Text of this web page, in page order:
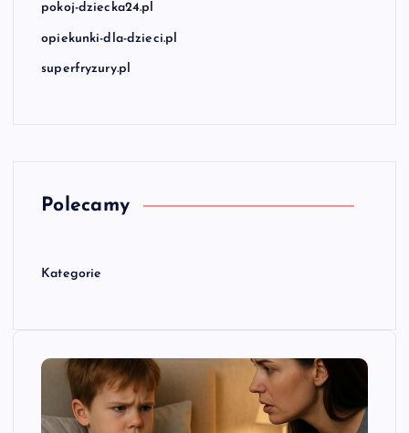
pokoj-dziecka24.pl
opiekunki-dla-dzieci.pl
superfryzury.pl
Polecamy
Kategorie